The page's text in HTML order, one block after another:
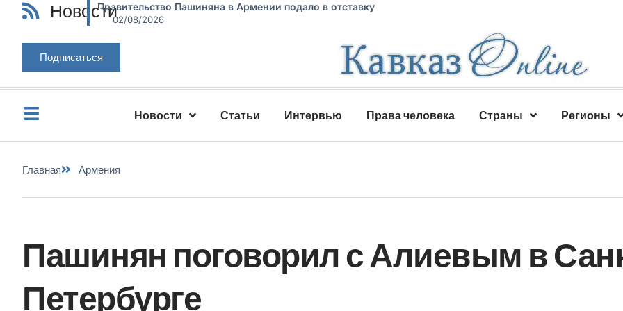
НовостиПравительство Пашиняна в Армении подало в отставку
02/08/2026
Подписаться
Новости Статьи Интервью Права человека Страны Регионы
Главная Армения
Пашинян поговорил с Алиевым в
Петербурге